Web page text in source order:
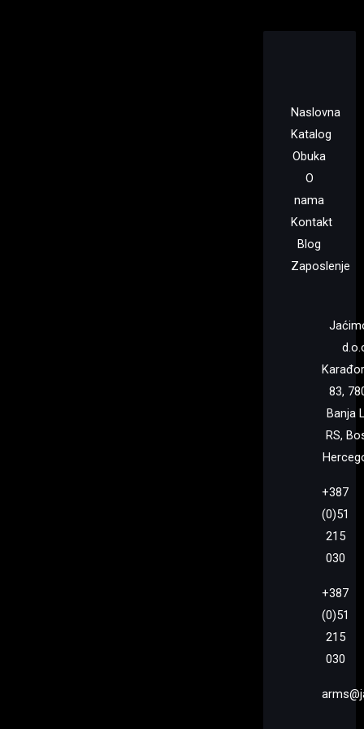
Naslovna
Katalog
Obuka
O
nama
Kontakt
Blog
Zaposlenje
83,
Banja
RS,
+387
(0)51
215
030
+387
(0)51
215
030